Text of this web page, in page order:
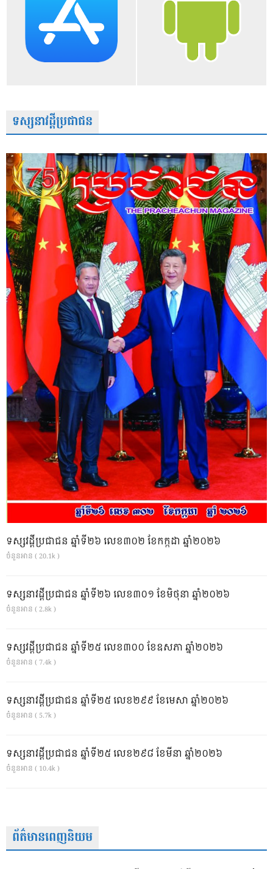
ទស្សនាវដ្តីប្រជាជន
ទស្សវដ្តីប្រជាជន ឆ្នាំទី២៦ លេខ៣០២ ខែកក្កដា ឆ្នាំ២០២៦
ចំនួនអាន ( 20.1k )
ទស្សនាវដ្ដីប្រជាជន ឆ្នាំទី២៦ លេខ៣០១ ខែមិថុនា ឆ្នាំ២០២៦
ចំនួនអាន ( 2.8k )
ទស្សវដ្តីប្រជាជន ឆ្នាំទី២៥ លេខ៣០០ ខែឧសភា ឆ្នាំ២០២៦
ចំនួនអាន ( 7.4k )
ទស្សនាវដ្ដីប្រជាជន ឆ្នាំទី២៥ លេខ២៩៩ ខែមេសា ឆ្នាំ២០២៦
ចំនួនអាន ( 5.7k )
ទស្សនាវដ្ដីប្រជាជន ឆ្នាំទី២៥ លេខ២៩៨ ខែមីនា ឆ្នាំ២០២៦
ចំនួនអាន ( 10.4k )
ព័ត៌មានពេញនិយម